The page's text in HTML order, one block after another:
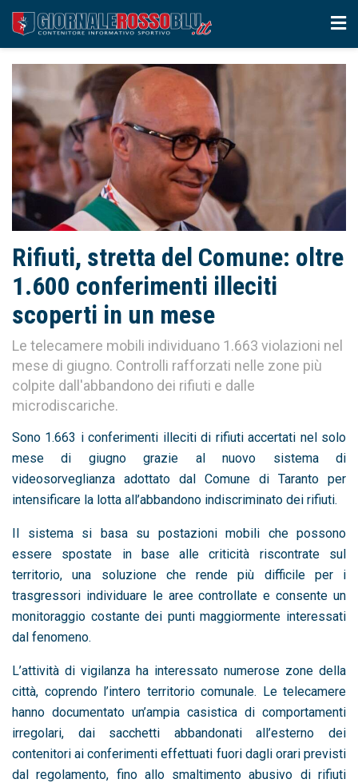
Rifiuti, stretta del Comune: oltre
1.600 conferimenti illeciti
scoperti in un mese
Le telecamere mobili individuano 1.663 violazioni nel
mese di giugno. Controlli rafforzati nelle zone più
colpite dall'abbandono dei rifiuti e dalle
microdiscariche.
Sono 1.663 i conferimenti illeciti di rifiuti accertati nel solo
mese di giugno grazie al nuovo sistema di
videosorveglianza adottato dal Comune di Taranto per
intensificare la lotta all’abbandono indiscriminato dei rifiuti.
Il sistema si basa su postazioni mobili che possono
essere spostate in base alle criticità riscontrate sul
territorio, una soluzione che rende più difficile per i
trasgressori individuare le aree controllate e consente un
monitoraggio costante dei punti maggiormente interessati
dal fenomeno.
L’attività di vigilanza ha interessato numerose zone della
città, coprendo l’intero territorio comunale. Le telecamere
hanno documentato un’ampia casistica di comportamenti
irregolari, dai sacchetti abbandonati all’esterno dei
contenitori ai conferimenti effettuati fuori dagli orari previsti
dal regolamento, fino allo smaltimento abusivo di rifiuti